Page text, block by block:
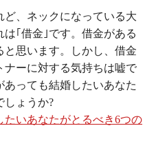
、ネックになっている大
｢借金｣です。借金がある
思います。しかし、借金
ナーに対する気持ちは嘘で
っても結婚したいあなた
しょうか?
たいあなたがとるべき6つの